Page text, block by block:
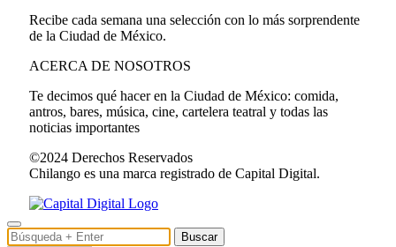
Recibe cada semana una selección con lo más sorprendente
de la Ciudad de México.
ACERCA DE NOSOTROS
Te decimos qué hacer en la Ciudad de México: comida,
antros, bares, música, cine, cartelera teatral y todas las
noticias importantes
©2024 Derechos Reservados
Chilango es una marca registrado de Capital Digital.
Buscar